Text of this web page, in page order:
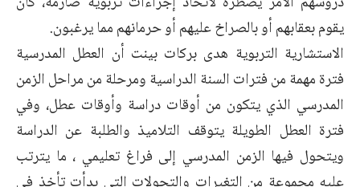
يقوم بعقابهم أو بالصراخ عليهم أو حرمانهم مما يرغبون.
الاستشارية التربوية هدى بركات بينت أن العطل المدرسية
فترة مهمة من فترات السنة الدراسية ومرحلة من مراحل الزمن
المدرسي الذي يتكون من أوقات دراسة وأوقات عطل، وفي
فترة العطل الطويلة يتوقف التلاميذ والطلبة عن الدراسة
ويتحول فيها الزمن المدرسي إلى فراغ تعليمي ، ما يترتب